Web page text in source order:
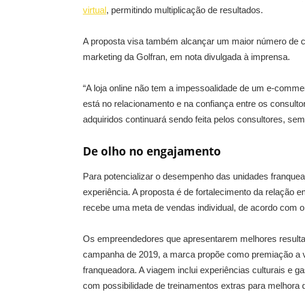
virtual, permitindo multiplicação de resultados.
A proposta visa também alcançar um maior número de
marketing da Golfran, em nota divulgada à imprensa.
“A loja online não tem a impessoalidade de um e-
está no relacionamento e na confiança entre os
adquiridos continuará sendo feita pelos consultores,
De olho no engajamento
Para potencializar o desempenho das unidades
experiência. A proposta é de fortalecimento da relação
recebe uma meta de vendas individual, de acordo com
Os empreendedores que apresentarem melhores
campanha de 2019, a marca propõe como premiação
franqueadora. A viagem inclui experiências culturais e
com possibilidade de treinamentos extras para melhora